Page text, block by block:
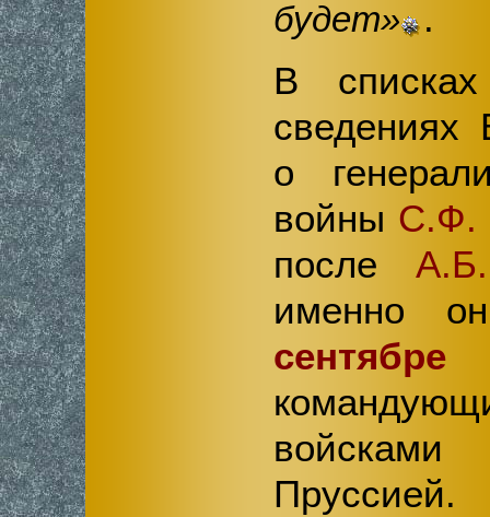
будет»
.
В
сведениях
о
войны С.Ф.
после
именно